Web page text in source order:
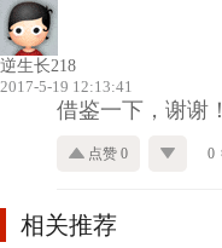
逆生长218
2017-5-19 12:13:41
借鉴一下，谢谢！
点赞 0 0
相关推荐